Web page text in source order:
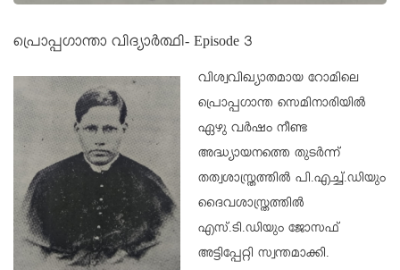
പ്രൊപ്പഗാന്താ വിദ്യാർത്ഥി- Episode 3
വിശ്വവിഖ്യാതമായ റോമിലെ
പ്രൊപ്പഗാന്ത സെമിനാരിയിൽ
ഏഴു വർഷം നീണ്ട
അദ്ധ്യായനത്തെ തുടർന്ന്
തത്വശാസ്ത്രത്തിൽ പി.എച്ച്.ഡിയും
ദൈവശാസ്ത്രത്തിൽ
എസ്.ടി.ഡിയും ജോസഫ്
അട്ടിപ്പേറ്റി സ്വന്തമാക്കി.